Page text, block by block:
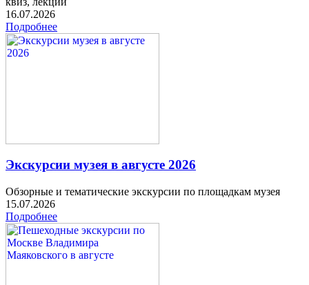
16.07.2026
Подробнее
Экскурсии музея в августе 2026
Обзорные и тематические экскурсии по площадкам музея
15.07.2026
Подробнее